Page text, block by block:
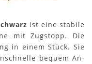
ist eine stabile
mit Zugstopp. Die
in einem Stück. Sie
bequem An-